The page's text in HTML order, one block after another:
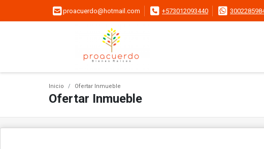
proacuerdo@hotmail.com +573012093440
Inicio Ofertar Inmueble
Ofertar Inmueble